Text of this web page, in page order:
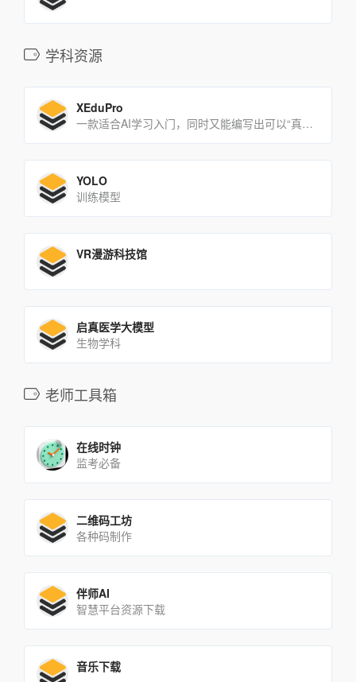
学科资源
XEduPro
一款适合AI学习入门，同时又能编写出可以“真正运行”的AI代码的人工智能开发工具
YOLO
训练模型
VR漫游科技馆
启真医学大模型
生物学科
老师工具箱
在线时钟
监考必备
二维码工坊
各种码制作
伴师AI
智慧平台资源下载
音乐下载